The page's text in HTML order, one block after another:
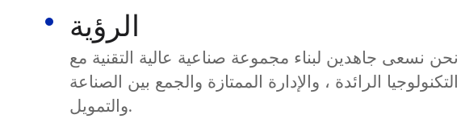
الرؤية
نحن نسعى جاهدين لبناء مجموعة صناعية عالية التقنية مع
التكنولوجيا الرائدة ، والإدارة الممتازة والجمع بين الصناعة
والتمويل.